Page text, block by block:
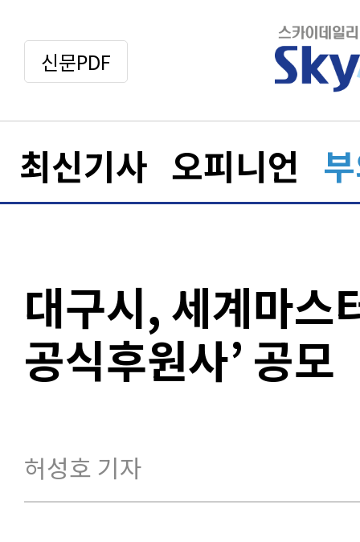
신문PDF
최신기사 오피니언
대구시, 세계마스
공식후원사’ 공모
허성호 기자